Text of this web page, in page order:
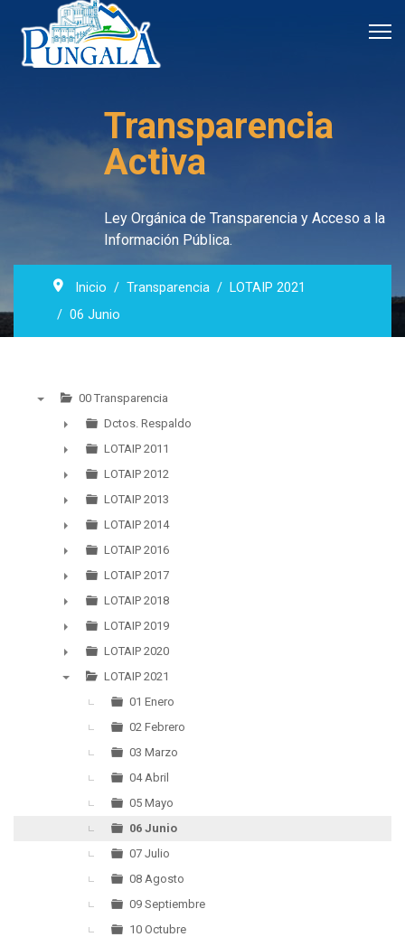
Transparencia
Activa
Ley Orgánica de Transparencia y Acceso a la
Información Pública.
Inicio Transparencia
LOTAIP 2021
06 Junio
00 Transparencia
►
Dctos. Respaldo
►
LOTAIP 2011
►
LOTAIP 2012
►
LOTAIP 2013
►
LOTAIP 2014
►
LOTAIP 2016
►
LOTAIP 2017
►
LOTAIP 2018
►
LOTAIP 2019
►
LOTAIP 2020
LOTAIP 2021
01 Enero
02 Febrero
03 Marzo
04 Abril
05 Mayo
06 Junio
07 Julio
08 Agosto
09 Septiembre
10 Octubre